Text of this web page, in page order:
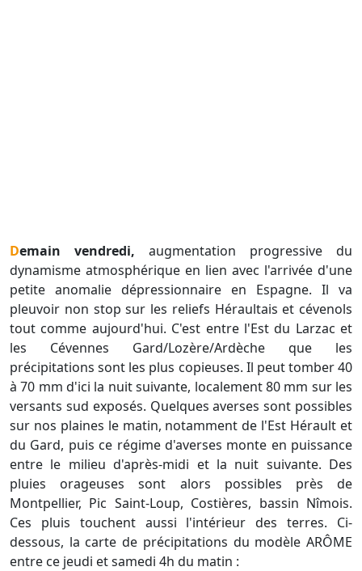
Demain vendredi, augmentation progressive du
dynamisme atmosphérique en lien avec l'arrivée d'une
petite anomalie dépressionnaire en Espagne. Il va
pleuvoir non stop sur les reliefs Héraultais et cévenols
tout comme aujourd'hui. C'est entre l'Est du Larzac et
les Cévennes Gard/Lozère/Ardèche que les
précipitations sont les plus copieuses. Il peut tomber 40
à 70 mm d'ici la nuit suivante, localement 80 mm sur les
versants sud exposés. Quelques averses sont possibles
sur nos plaines le matin, notamment de l'Est Hérault et
du Gard, puis ce régime d'averses monte en puissance
entre le milieu d'après-midi et la nuit suivante. Des
pluies orageuses sont alors possibles près de
Montpellier, Pic Saint-Loup, Costières, bassin Nîmois.
Ces pluis touchent aussi l'intérieur des terres. Ci-
dessous, la carte de précipitations du modèle ARÔME
entre ce jeudi et samedi 4h du matin :